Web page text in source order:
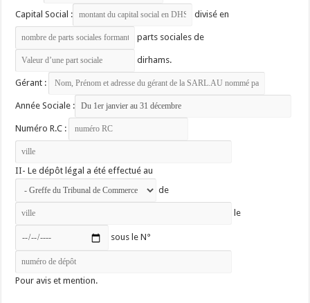
Capital Social : divisé en
parts sociales de
dirhams.
Gérant :
Année Sociale :
Numéro R.C :
II- Le dépôt légal a été effectué au
de
le
sous le N°
Pour avis et mention.